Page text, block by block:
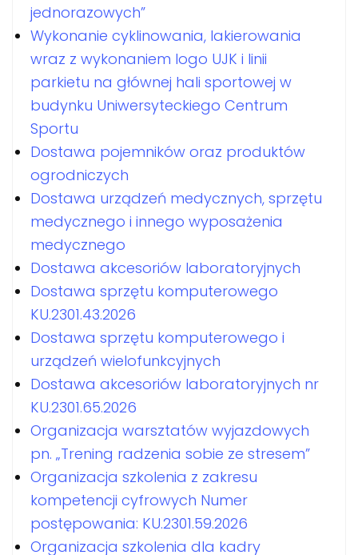
jednorazowych”
Wykonanie cyklinowania, lakierowania
wraz z wykonaniem logo UJK i linii
parkietu na głównej hali sportowej w
budynku Uniwersyteckiego Centrum
Sportu
Dostawa pojemników oraz produktów
ogrodniczych
Dostawa urządzeń medycznych, sprzętu
medycznego i innego wyposażenia
medycznego
Dostawa akcesoriów laboratoryjnych
Dostawa sprzętu komputerowego
KU.2301.43.2026
Dostawa sprzętu komputerowego i
urządzeń wielofunkcyjnych
Dostawa akcesoriów laboratoryjnych nr
KU.2301.65.2026
Organizacja warsztatów wyjazdowych
pn. „Trening radzenia sobie ze stresem”
Organizacja szkolenia z zakresu
kompetencji cyfrowych Numer
postępowania: KU.2301.59.2026
Organizacja szkolenia dla kadry